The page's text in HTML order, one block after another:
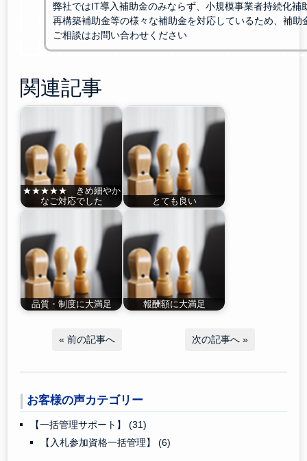
弊社ではIT導入補助金のみならず、小規模事業者持続化補
再構築補助金等の様々な補助金を対応しているため、補助
ご相談はお問い合わせください
関連記事
★★★★★ きめ細やか
なご対応でした
とても良い
品質・制度に大満足 報酬額に大満足
« 前の記事へ 次の記事へ »
お客様の声カテゴリー
【一括管理サポート】(31)
【入札参加資格一括管理】(6)